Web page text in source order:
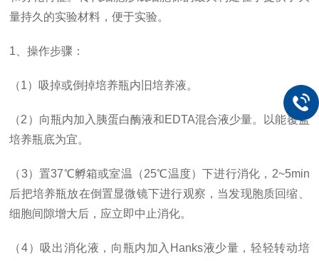
量持久的实验材料，便于实验。
1、操作步骤：
（1）吸掉或倒掉培养瓶内旧培养液。
（2）向瓶内加入胰蛋白酶液和EDTA混合液少量。以能覆盖
培养瓶底为宜。
（3）置37℃孵箱或室温（25℃温度）下进行消化，2~5min
后把培养瓶放在倒置显微镜下进行观察，当发现胞质回缩、
细胞间隙增大后，应立即中止消化。
（4）吸出消化液，向瓶内加入Hanks液少量，轻轻转动培